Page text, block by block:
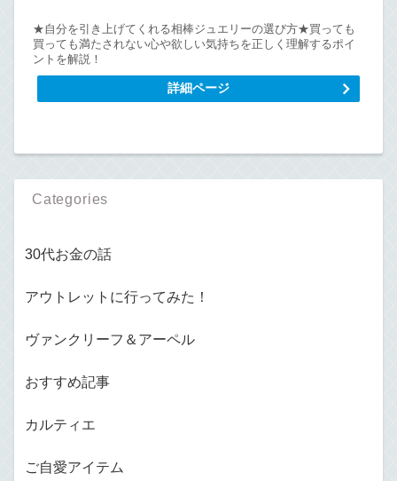
★自分を引き上げてくれる相棒ジュエリーの選び方★買っても
買っても満たされない心や欲しい気持ちを正しく理解するポイ
ントを解説！
詳細ページ
Categories
30代お金の話
アウトレットに行ってみた！
ヴァンクリーフ＆アーペル
おすすめ記事
カルティエ
ご自愛アイテム